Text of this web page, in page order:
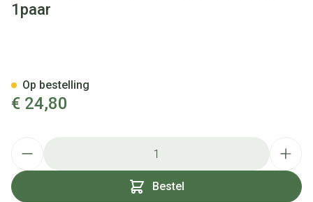
1paar
€ 24,80
Bestel
Op bestelling